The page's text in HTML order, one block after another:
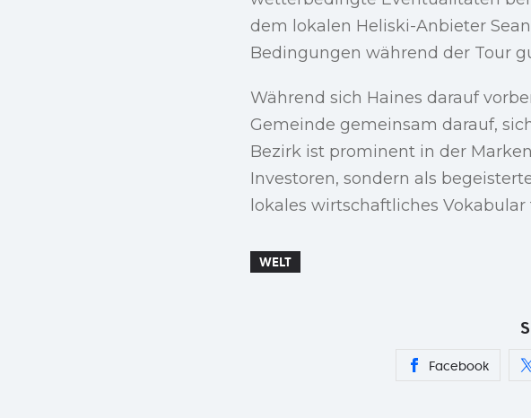
dem lokalen Heliski-Anbieter
Bedingungen während der Tour
Während sich Haines darauf
Gemeinde gemeinsam darauf,
Bezirk ist prominent in der
Investoren, sondern als
lokales wirtschaftliches
WELT
Facebook